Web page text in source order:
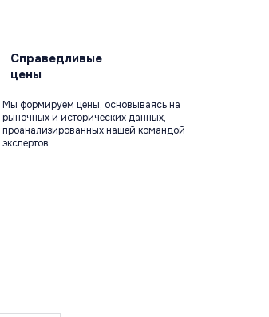
Справедливые
цены
Мы формируем цены, основываясь на
рыночных и исторических данных,
проанализированных нашей командой
экспертов.